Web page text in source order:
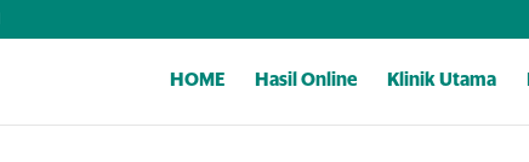
HOME Hasil Online Klinik Utama